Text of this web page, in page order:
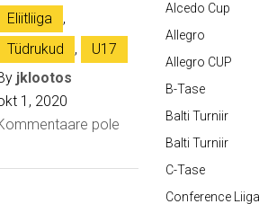
Eliitliiga
,
Tüdrukud
,
U17
jklootos
1, 2020
pole
Alcedo Cup
Allegro
Allegro CUP
B-Tase
Balti Turniir
Balti Turniir
C-Tase
Conference Liiga